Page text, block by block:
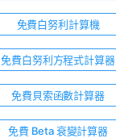
免費白努利計算機
免費白努利方程式計算器
免費貝索函數計算器
免費 Beta 衰變計算器